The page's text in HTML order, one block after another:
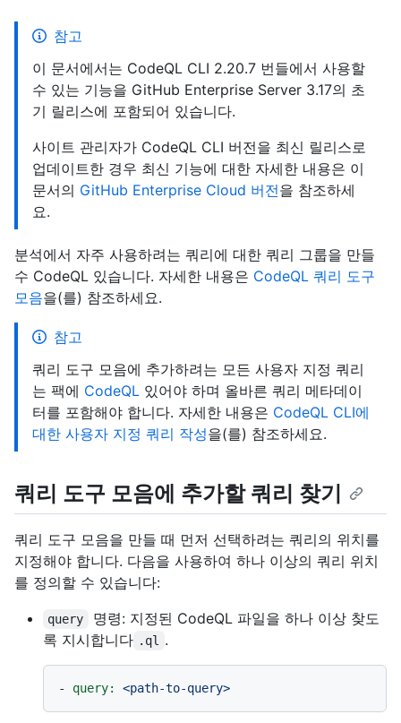
참고
이 문서에서는 CodeQL CLI 2.20.7 번들에서 사용할
수 있는 기능을 GitHub Enterprise Server 3.17의 초
기 릴리스에 포함되어 있습니다.
사이트 관리자가 CodeQL CLI 버전을 최신 릴리스로
업데이트한 경우 최신 기능에 대한 자세한 내용은 이
문서의 GitHub Enterprise Cloud 버전을 참조하세
요.
분석에서 자주 사용하려는 쿼리에 대한 쿼리 그룹을 만들
수 CodeQL 있습니다. 자세한 내용은 CodeQL 쿼리 도구
모음을(를) 참조하세요.
참고
쿼리 도구 모음에 추가하려는 모든 사용자 지정 쿼리
는 팩에 CodeQL 있어야 하며 올바른 쿼리 메타데이
터를 포함해야 합니다. 자세한 내용은 CodeQL CLI에
대한 사용자 지정 쿼리 작성을(를) 참조하세요.
쿼리 도구 모음에 추가할 쿼리 찾기
쿼리 도구 모음을 만들 때 먼저 선택하려는 쿼리의 위치를
지정해야 합니다. 다음을 사용하여 하나 이상의 쿼리 위치
를 정의할 수 있습니다:
query
명령: 지정된 CodeQL 파일을 하나 이상 찾도
록 지시합니다 .ql .
- query: <path-to-query>